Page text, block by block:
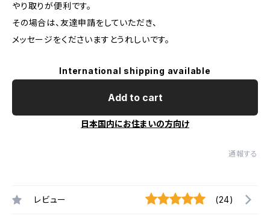
やり取りが便利です。
その場合は、友達申請をしていただき、
メッセージをくださいますとうれしいです。
International shipping available
Add to cart
日本国内にお住まいの方向け
通報する
レビュー (24)